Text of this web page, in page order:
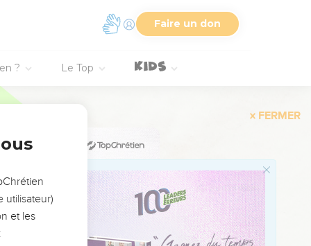
Faire un don
? Le Top
de sang en
utilisateur)
et les